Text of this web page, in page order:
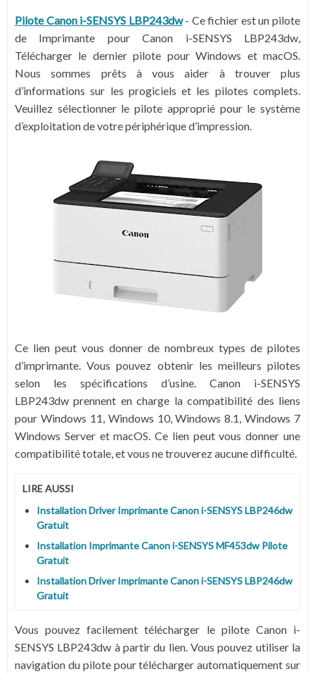
Pilote Canon i-SENSYS LBP243dw - Ce fichier est un pilote
de Imprimante pour Canon i-SENSYS LBP243dw,
Télécharger le dernier pilote pour Windows et macOS.
Nous sommes prêts à vous aider à trouver plus
d’informations sur les progiciels et les pilotes complets.
Veuillez sélectionner le pilote approprié pour le système
d’exploitation de votre périphérique d’impression.
Ce lien peut vous donner de nombreux types de pilotes
d’imprimante. Vous pouvez obtenir les meilleurs pilotes
selon les spécifications d’usine. Canon i-SENSYS
LBP243dw prennent en charge la compatibilité des liens
pour Windows 11, Windows 10, Windows 8.1, Windows 7
Windows Server et macOS. Ce lien peut vous donner une
compatibilité totale, et vous ne trouverez aucune difficulté.
LIRE AUSSI
Installation Driver Imprimante Canon i-SENSYS LBP246dw
Gratuit
Installation Imprimante Canon i-SENSYS MF453dw Pilote
Gratuit
Installation Driver Imprimante Canon i-SENSYS LBP246dw
Gratuit
Vous pouvez facilement télécharger le pilote Canon i-
SENSYS LBP243dw à partir du lien. Vous pouvez utiliser la
navigation du pilote pour télécharger automatiquement sur